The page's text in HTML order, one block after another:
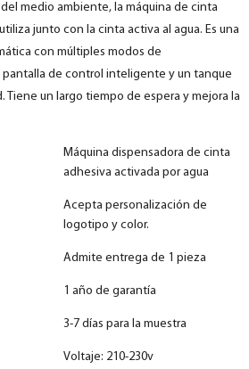
medio ambiente, la máquina de cinta
junto con la cinta activa al agua. Es una
con múltiples modos de
de control inteligente y un tanque
Tiene un largo tiempo de espera y mejora la
Máquina dispensadora de cinta
adhesiva activada por agua
Acepta personalización de
logotipo y color.
Admite entrega de 1 pieza
1 año de garantía
3-7 días para la muestra
Voltaje: 210-230v